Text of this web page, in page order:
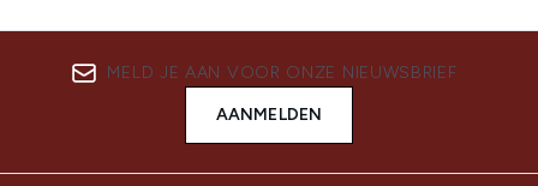
MELD JE AAN VOOR ONZE NIEUWSBRIEF
AANMELDEN